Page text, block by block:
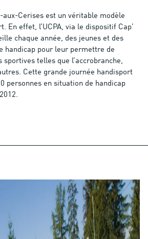
aux-Cerises est un véritable modèle
En effet, l’UCPA, via le dispositif Cap’
chaque année, des jeunes et des
handicap pour leur permettre de
telles que l’accrobranche,
Cette grande journée handisport
personnes en situation de handicap